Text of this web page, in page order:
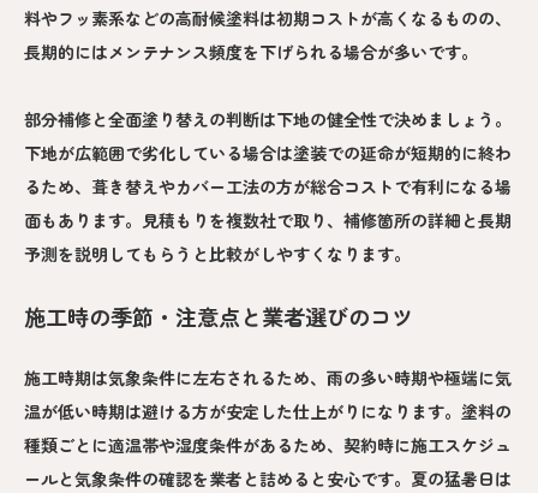
料やフッ素系などの高耐候塗料は初期コストが高くなるものの、
長期的にはメンテナンス頻度を下げられる場合が多いです。
部分補修と全面塗り替えの判断は下地の健全性で決めましょう。
下地が広範囲で劣化している場合は塗装での延命が短期的に終わ
るため、葺き替えやカバー工法の方が総合コストで有利になる場
面もあります。見積もりを複数社で取り、補修箇所の詳細と長期
予測を説明してもらうと比較がしやすくなります。
施工時の季節・注意点と業者選びのコツ
施工時期は気象条件に左右されるため、雨の多い時期や極端に気
温が低い時期は避ける方が安定した仕上がりになります。塗料の
種類ごとに適温帯や湿度条件があるため、契約時に施工スケジュ
ールと気象条件の確認を業者と詰めると安心です。夏の猛暑日は